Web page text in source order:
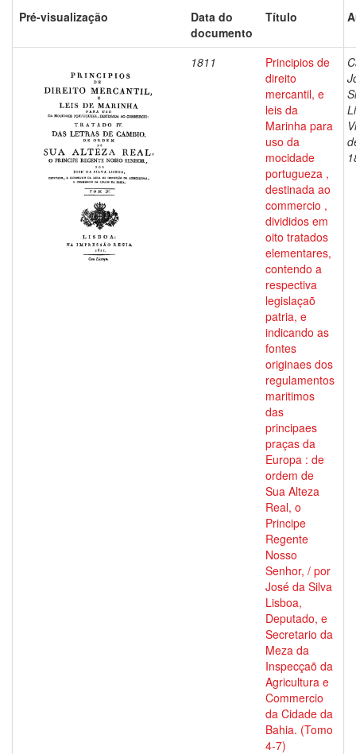
Pré-visualização
Data do
documento
Título
1811
Principios de
direito
mercantil, e
leis da
Marinha para
uso da
mocidade
portugueza ,
destinada ao
commercio ,
divididos em
oito tratados
elementares,
contendo a
respectiva
legislaçaõ
patria, e
indicando as
fontes
originaes dos
regulamentos
maritimos
das
principaes
praças da
Europa : de
ordem de
Sua Alteza
Real, o
Principe
Regente
Nosso
Senhor, / por
José da Silva
Lisboa,
Deputado, e
Secretario da
Meza da
Inspecçaõ da
Agricultura e
Commercio
da Cidade da
Bahia. (Tomo
4-7)